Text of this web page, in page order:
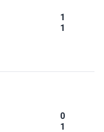
1
1
0
1